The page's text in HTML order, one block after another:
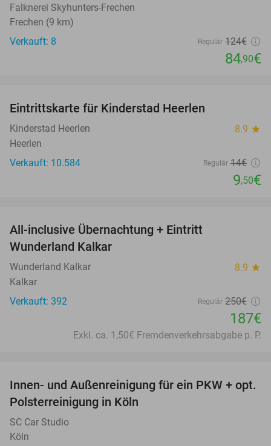
Falknerei Skyhunters-Frechen
Frechen (9 km)
Verkauft: 8
Regulär 124€
84,90€
Eintrittskarte für Kinderstad Heerlen
Kinderstad Heerlen 8.9 star
Heerlen
Verkauft: 10.584
Regulär 14€
9,50€
All-inclusive Übernachtung + Eintritt
Wunderland Kalkar
Wunderland Kalkar 8.9 star
Kalkar
Verkauft: 392
Regulär 250€
187€
Exkl. ca. 1,50€ Fremdenverkehrsabgabe p. P.
44%
Innen- und Außenreinigung für ein PKW + opt.
Polsterreinigung in Köln
SC Car Studio
Köln